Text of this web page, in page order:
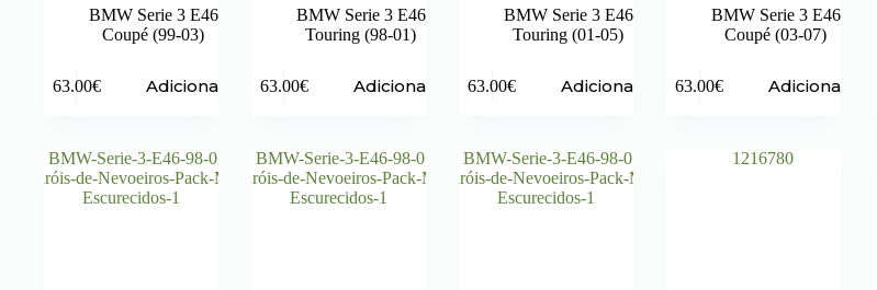
BMW Serie 3 E46
Coupé (99-03)
63.00€ Adicionar
BMW Serie 3 E46
Touring (98-01)
63.00€ Adicionar
BMW Serie 3 E46
Touring (01-05)
63.00€ Adicionar
BMW Serie 3 E46
Coupé (03-07)
63.00€ Adicionar